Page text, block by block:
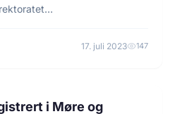
17. juli 2023 147
i Møre og